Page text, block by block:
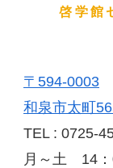
啓学館
〒594-0003
和泉市太町
TEL : 0725-
月～土 14